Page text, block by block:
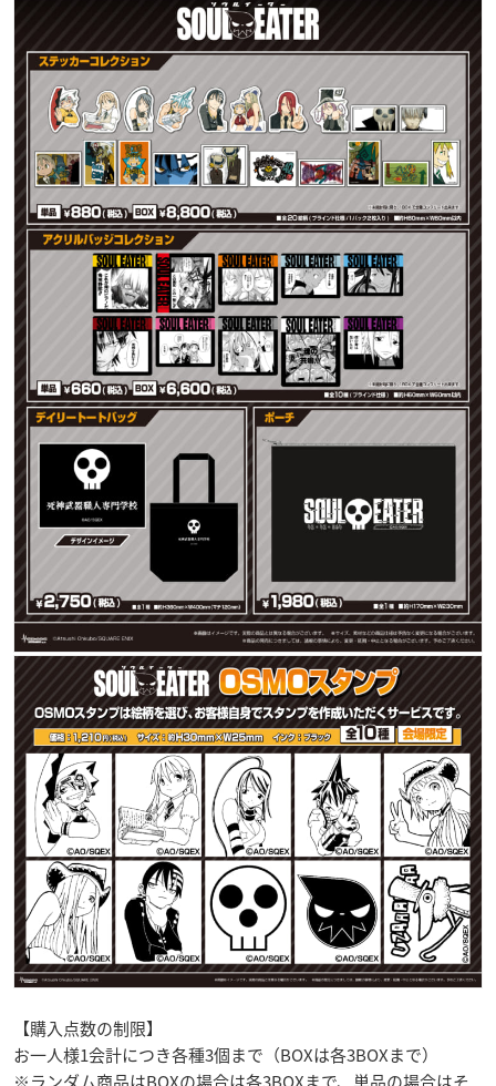
【購入点数の制限】
お一人様1会計につき各種3個まで（BOXは各3BOXまで）